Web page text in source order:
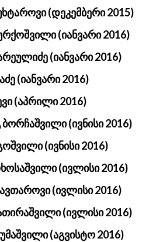
(დეკემბერი 2015)
(იანვარი 2016)
(იანვარი 2016)
(იანვარი 2016)
(აპრილი 2016)
(ივნისი 2016)
(ივნისი 2016)
(ივლისი 2016)
(ივლისი 2016)
(ივლისი 2016)
(აგვისტო 2016)